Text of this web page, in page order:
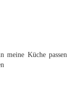
meine Küche passen